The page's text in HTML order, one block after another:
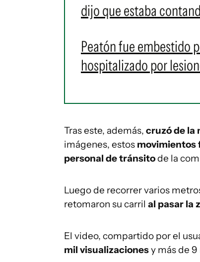
dijo que estaba
Peatón fue embestido
hospitalizado por
Tras este, además, cruzó de la
imágenes, estos movimientos
personal de tránsitode la
Luego de recorrer varios
retomaron su carril al pasar la
El video, compartido por el
mil visualizacionesy más de